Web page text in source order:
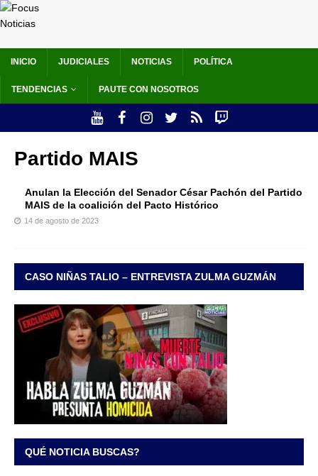
INICIO JUDICIALES NOTICIAS POLÍTICA
TENDENCIAS PAUTE CON NOSOTROS
Partido MAIS
Anulan la Elección del Senador César Pachón del Partido
MAIS de la coalición del Pacto Histórico
14 de agosto de 2023
CASO NIÑAS TALIO – ENTREVISTA ZULMA GUZMÁN
QUÉ NOTICIA BUSCAS?